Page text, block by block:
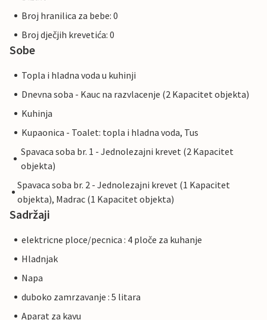
Broj hranilica za bebe: 0
Broj dječjih krevetića: 0
Sobe
Topla i hladna voda u kuhinji
Dnevna soba - Kauc na razvlacenje (2 Kapacitet objekta)
Kuhinja
Kupaonica - Toalet: topla i hladna voda, Tus
Spavaca soba br. 1 - Jednolezajni krevet (2 Kapacitet
objekta)
Spavaca soba br. 2 - Jednolezajni krevet (1 Kapacitet
objekta), Madrac (1 Kapacitet objekta)
Sadržaji
elektricne ploce/pecnica : 4 ploče za kuhanje
Hladnjak
Napa
duboko zamrzavanje : 5 litara
Aparat za kavu